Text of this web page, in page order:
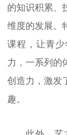
的知识积累、
维度的发展。
课程，让青
力，一系列的
创造力，激发
趣。